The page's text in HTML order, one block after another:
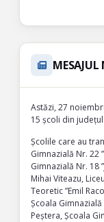
Astăzi, 27
15 școli din
Școlile care au
Gimnazială Nr. 22
Gimnazială Nr. 18
Mihai Viteazu,
Teoretic ”Emil
Școala
Peștera, Școala